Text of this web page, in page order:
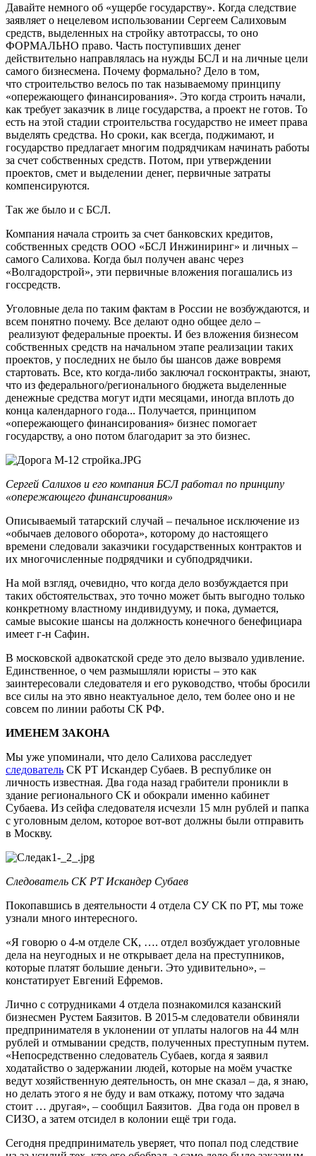
Давайте немного об «ущербе государству». Когда следствие
заявляет о нецелевом использовании Сергеем Салиховым
средств, выделенных на стройку автотрассы, то оно
ФОРМАЛЬНО право. Часть поступивших денег
действительно направлялась на нужды БСЛ и на личные цели
самого бизнесмена. Почему формально? Дело в том,
что строительство велось по так называемому принципу
«опережающего финансирования». Это когда строить начали,
как требует заказчик в лице государства, а проект не готов. То
есть на этой стадии строительства государство не имеет права
выделять средства. Но сроки, как всегда, поджимают, и
государство предлагает многим подрядчикам начинать работы
за счет собственных средств. Потом, при утверждении
проектов, смет и выделении денег, первичные затраты
компенсируются.
Так же было и с БСЛ.
Компания начала строить за счет банковских кредитов,
собственных средств ООО «БСЛ Инжиниринг» и личных –
самого Салихова. Когда был получен аванс через
«Волгадорстрой», эти первичные вложения погашались из
госсредств.
Уголовные дела по таким фактам в России не возбуждаются, и
всем понятно почему. Все делают одно общее дело –
реализуют федеральные проекты. И без вложения бизнесом
собственных средств на начальном этапе реализации таких
проектов, у последних не было бы шансов даже вовремя
стартовать. Все, кто когда-либо заключал госконтракты, знают,
что из федерального/регионального бюджета выделенные
денежные средства могут идти месяцами, иногда вплоть до
конца календарного года... Получается, принципом
«опережающего финансирования» бизнес помогает
государству, а оно потом благодарит за это бизнес.
Сергей Салихов и его компания БСЛ работал по принципу
«опережающего финансирования»
Описываемый татарский случай – печальное исключение из
«обычаев делового оборота», которому до настоящего
времени следовали заказчики государственных контрактов и
их многочисленные подрядчики и субподрядчики.
На мой взгляд, очевидно, что когда дело возбуждается при
таких обстоятельствах, это точно может быть выгодно только
конкретному властному индивидууму, и пока, думается,
самые высокие шансы на должность конечного бенефициара
имеет г-н Сафин.
В московской адвокатской среде это дело вызвало удивление.
Единственное, о чем размышляли юристы – это как
заинтересовали следователя и его руководство, чтобы бросили
все силы на это явно неактуальное дело, тем более оно и не
совсем по линии работы СК РФ.
ИМЕНЕМ ЗАКОНА
Мы уже упоминали, что дело Салихова расследует
следователь СК РТ Искандер Субаев. В республике он
личность известная. Два года назад грабители проникли в
здание регионального СК и обокрали именно кабинет
Субаева. Из сейфа следователя исчезли 15 млн рублей и папка
с уголовным делом, которое вот-вот должны были отправить
в Москву.
Следователь СК РТ Искандер Субаев
Покопавшись в деятельности 4 отдела СУ СК по РТ, мы тоже
узнали много интересного.
«Я говорю о 4-м отделе СК, …. отдел возбуждает уголовные
дела на неугодных и не открывает дела на преступников,
которые платят большие деньги. Это удивительно», –
констатирует Евгений Ефремов.
Лично с сотрудниками 4 отдела познакомился казанский
бизнесмен Рустем Баязитов. В 2015-м следователи обвиняли
предпринимателя в уклонении от уплаты налогов на 44 млн
рублей и отмывании средств, полученных преступным путем.
«Непосредственно следователь Субаев, когда я заявил
ходатайство о задержании людей, которые на моём участке
ведут хозяйственную деятельность, он мне сказал – да, я знаю,
но делать этого я не буду и вам откажу, потому что задача
стоит … другая», – сообщил Баязитов. Два года он провел в
СИЗО, а затем отсидел в колонии ещё три года.
Сегодня предприниматель уверяет, что попал под следствие